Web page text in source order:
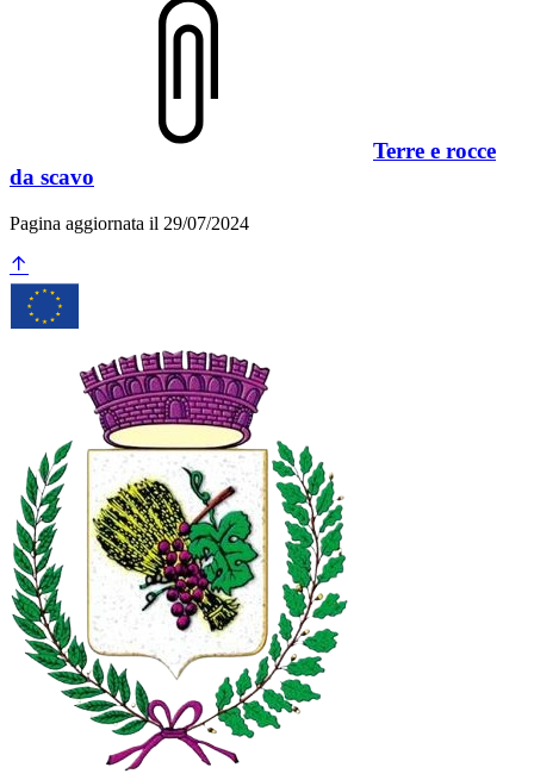
Terre e rocce
da scavo
Pagina aggiornata il 29/07/2024